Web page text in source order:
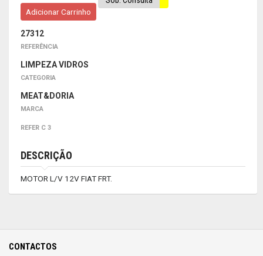
Adicionar Carrinho
27312
REFERÊNCIA
LIMPEZA VIDROS
CATEGORIA
MEAT&DORIA
MARCA
REFER C 3
DESCRIÇÃO
MOTOR L/V 12V FIAT FRT.
CONTACTOS